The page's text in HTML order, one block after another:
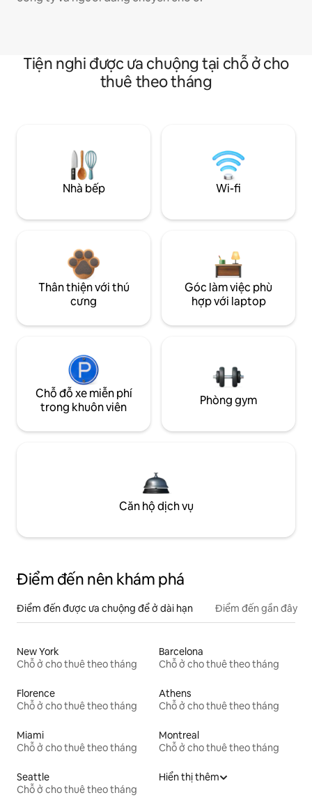
Tiện nghi được ưa chuộng tại chỗ ở cho
thuê theo tháng
Nhà bếp Wi-fi
Thân thiện với thú
cưng
Góc làm việc phù
hợp với laptop
Chỗ đỗ xe miễn phí
trong khuôn viên
Phòng gym
Căn hộ dịch vụ
Điểm đến nên khám phá
Điểm đến được ưa chuộng để ở dài hạn Điểm đến gần đây
New York
Chỗ ở cho thuê theo tháng
Barcelona
Chỗ ở cho thuê theo tháng
Florence
Chỗ ở cho thuê theo tháng
Athens
Chỗ ở cho thuê theo tháng
Miami
Chỗ ở cho thuê theo tháng
Montreal
Chỗ ở cho thuê theo tháng
Seattle
Chỗ ở cho thuê theo tháng
Hiển thị thêm